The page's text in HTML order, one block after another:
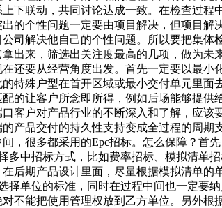
下联动，共同讨论达成一致。在检查过
的个性问题一定要由项目解决，但项目
司解决他自己的个性问题。所以要把集
出来，筛选出关注度最高的几项，做为
还要从经营角度出发。首先一定要以最
特殊户型在首开区域或最小交付单元里
的让客户所念即所得，例如后场能够提
客户对产品行业的不断深入和了解，应
产品交付的持久性支持变成全过程的周
，很多都采用的Epc招标。怎么保障？首
中招标方式，比如费率招标、模拟清单
后期产品设计里面，尽量根据模拟清单
择单位的标准，同时在过程中间也一定要
不能把使用管理权放到乙方单位。另外